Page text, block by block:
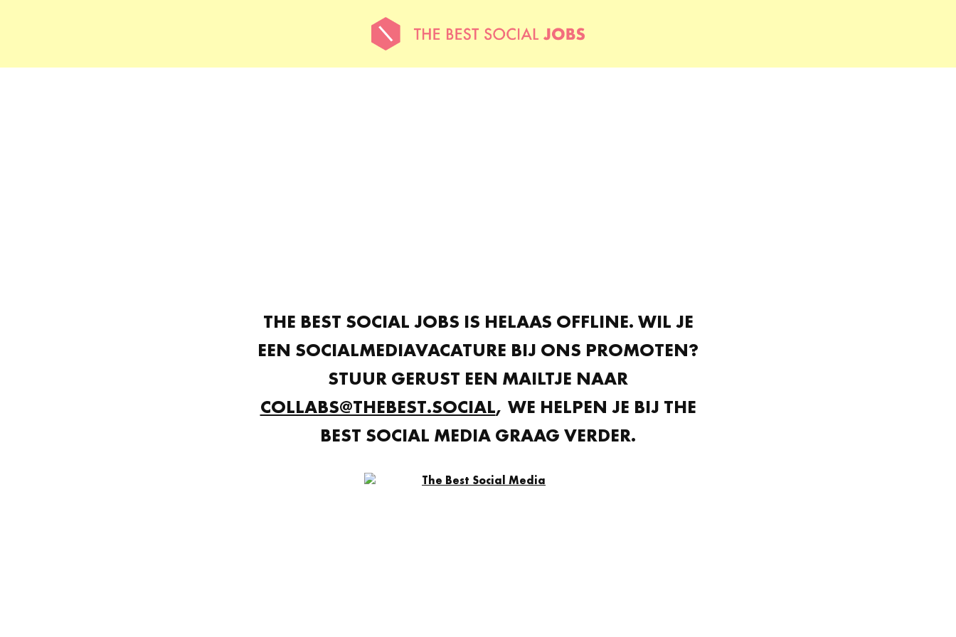
THE BEST SOCIAL JOBS IS HELAAS OFFLINE. WIL JE
EEN SOCIALMEDIAVACATURE BIJ ONS PROMOTEN?
STUUR GERUST EEN MAILTJE NAAR
COLLABS@THEBEST.SOCIAL, WE HELPEN JE BIJ THE
BEST SOCIAL MEDIA GRAAG VERDER.